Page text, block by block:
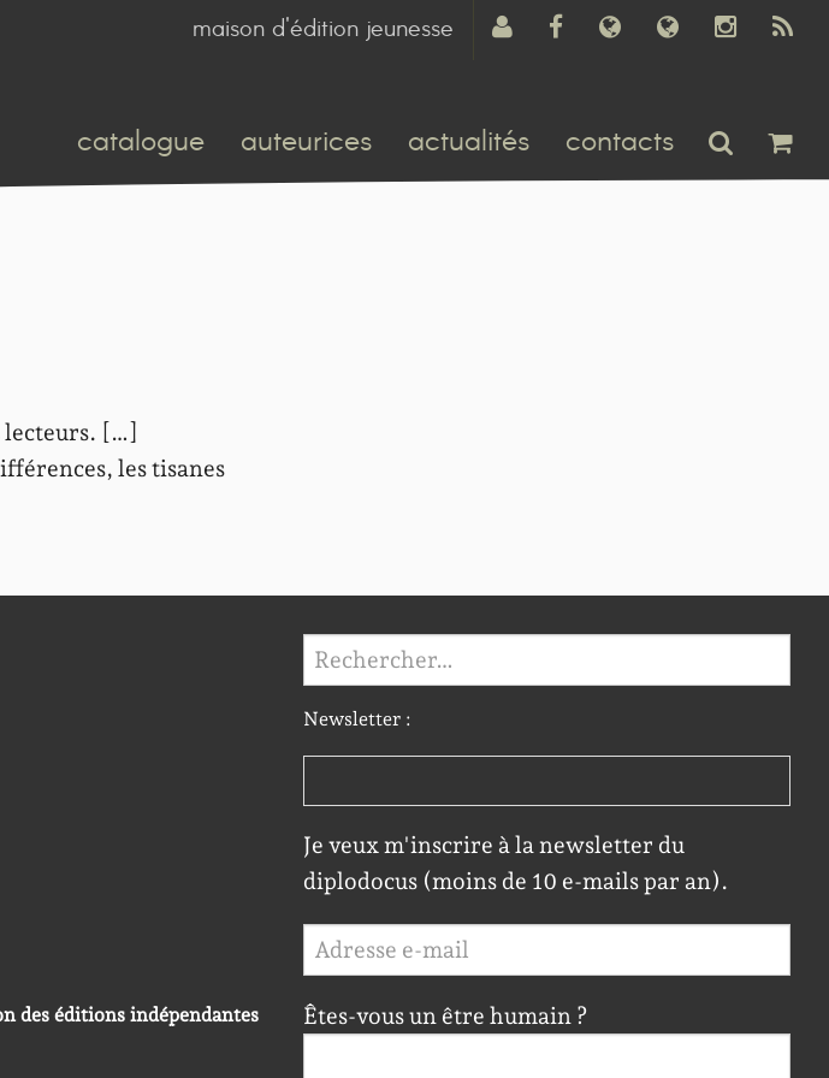
maison d'édition jeunesse
catalogue auteurices actualités contacts
lecteurs. […]
les tisanes
des éditions indépendantes
Rechercher :
Newsletter :
Je veux m'inscrire à la newsletter du
diplodocus (moins de 10 e-mails par an).
Êtes-vous un être humain ?